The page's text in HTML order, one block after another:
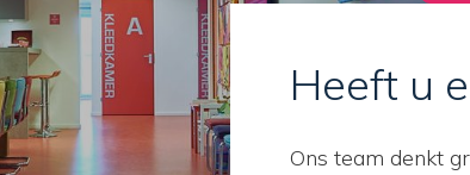
Heeft u
Ons team denkt